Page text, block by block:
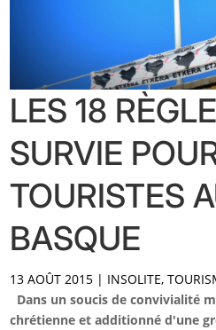
LES 18
SURVIE
TOURISTES
BASQUE
13 AOÛT 2015 | INSOLITE,
Dans un soucis de convivialité
chrétienne et additionné d'une